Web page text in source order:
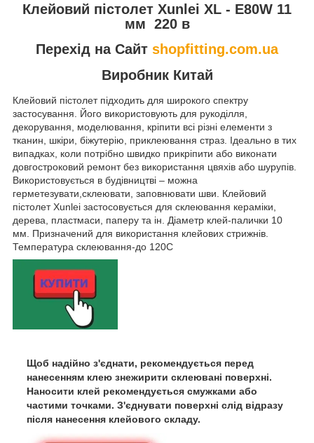
Клейовий пістолет Xunlei XL - E80W 11
мм 220 в
Перехід на Сайт shopfitting.com.ua
Виробник Китай
Клейовий пістолет підходить для широкого спектру
застосування. Його використовують для рукоділля,
декорування, моделювання, кріпити всі різні елементи з
тканин, шкіри, біжутерію, приклеювання страз. Ідеально в тих
випадках, коли потрібно швидко прикріпити або виконати
довгостроковий ремонт без використання цвяхів або шурупів.
Використовується в будівництві – можна
герметезувати,склеювати, заповнювати шви.
Клейовий
пістолет Xunlei застосовується для склеювання кераміки,
дерева, пластмаси, паперу та ін. Діаметр клей-палички 10
мм. Призначений для використання клейових стрижнів.
Температура склеювання-до 120С
Щоб надійно з'єднати, рекомендується перед
нанесенням клею знежирити склеювані поверхні.
Наносити клей рекомендується смужками або
частими точками. З'єднувати поверхні слід відразу
після нанесення клейового складу.